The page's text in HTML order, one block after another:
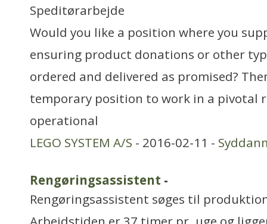
Speditørarbejde
Would you like a position where you
ensuring product donations or other
ordered and delivered as promised?
temporary position to work in a pivotal
operational
LEGO SYSTEM A/S - 2016-02-11 -
Rengøringsassistent -
Rengøringsassistent søges til